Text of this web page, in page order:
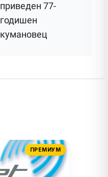
приведен 77-
годишен
кумановец
ПРЕМИУМ